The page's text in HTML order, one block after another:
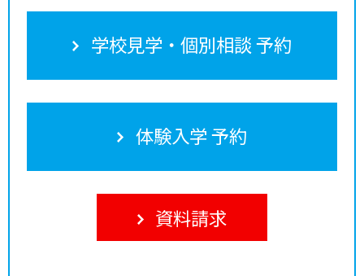
学校見学・個別相談 予約
体験入学 予約
資料請求